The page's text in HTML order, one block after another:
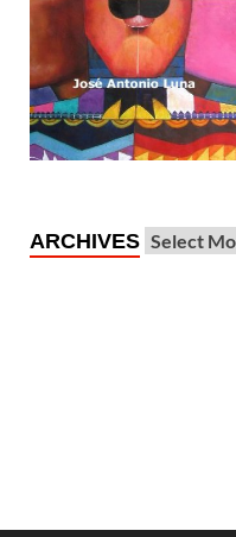
ARCHIVES